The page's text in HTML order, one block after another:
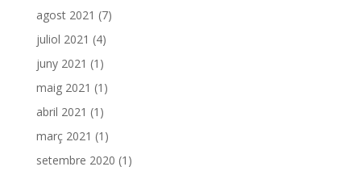
agost 2021 (7)
juliol 2021 (4)
juny 2021 (1)
maig 2021 (1)
abril 2021 (1)
març 2021 (1)
setembre 2020 (1)